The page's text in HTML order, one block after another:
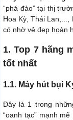
“phá đảo” tại thị
Hoa Kỳ, Thái
có nhờ vẻ đẹp hoàn
1. Top 7 hãng
tốt nhất
1.1. Máy hút bụi
Đây là 1 trong
“oanh tạc” mạnh